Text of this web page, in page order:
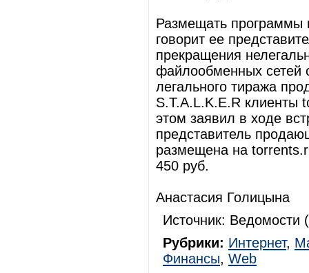
Размещать программы
говорит ее
прекращения
файлообменных сетей
легального тиража
S.T.A.L.K.E.R клиенты
этом заявил в ходе
представитель
размещена на
450 руб.
Анастасия Голицына
Источник: Ведомости (
Рубрики: Интернет,
Финансы, Web